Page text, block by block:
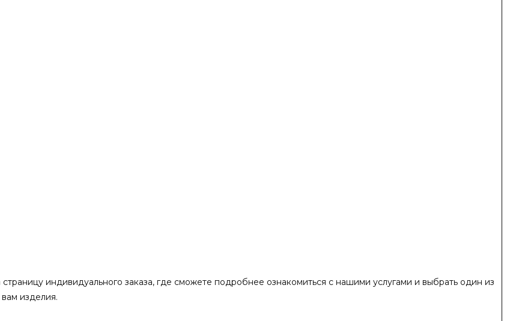
индивидуального заказа, где сможете подробнее ознакомиться с нашими услугами и выбрать один из
изделия.